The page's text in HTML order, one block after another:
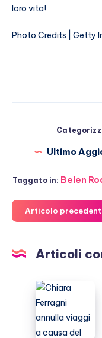
loro vita!
Photo Credits | Getty
Ultimo
Taggato in: Belen
Articolo
Articoli
Chiara
Ferragni
annulla
viaggi